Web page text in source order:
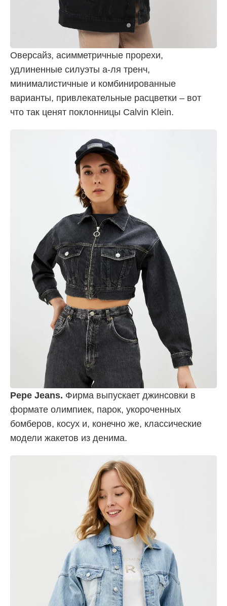
Оверсайз, асимметричные прорехи,
удлиненные силуэты а-ля тренч,
минималистичные и комбинированные
варианты, привлекательные расцветки – вот
что так ценят поклонницы Calvin Klein.
Pepe Jeans. Фирма выпускает джинсовки в
формате олимпиек, парок, укороченных
бомберов, косух и, конечно же, классические
модели жакетов из денима.